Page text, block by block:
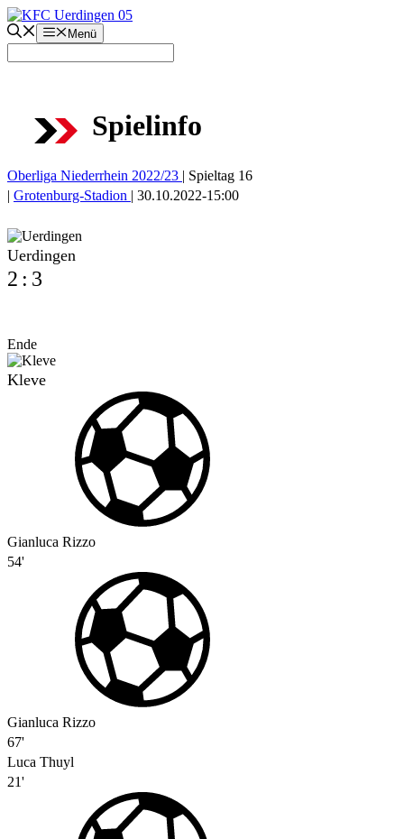
Zum
Inhalt
springen
Menü
Spielinfo
Oberliga Niederrhein 2022/23 | Spieltag 16
| Grotenburg-Stadion | 30.10.2022-15:00
Uerdingen
2 : 3
Ende
Kleve
Gianluca Rizzo
54'
Gianluca Rizzo
67'
Luca Thuyl
21'